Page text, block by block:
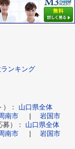
ンキング
： 山口県全体
南市 | 岩国市
）： 山口県全体
南市 | 岩国市